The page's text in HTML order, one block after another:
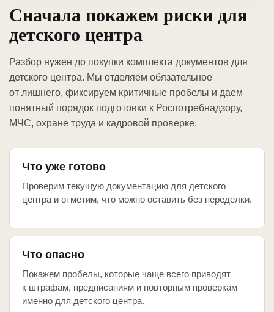
Сначала покажем риски для
детского центра
Разбор нужен до покупки комплекта документов для
детского центра. Мы отделяем обязательное
от лишнего, фиксируем критичные пробелы и даем
понятный порядок подготовки к Роспотребнадзору,
МЧС, охране труда и кадровой проверке.
Что уже готово
Проверим текущую документацию для детского
центра и отметим, что можно оставить без переделки.
Что опасно
Покажем пробелы, которые чаще всего приводят
к штрафам, предписаниям и повторным проверкам
именно для детского центра.